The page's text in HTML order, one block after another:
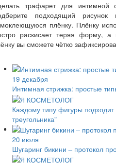
трафарет для интимной
подходящий
плёнку. Плёнку
раскисает теряя форму, а
вы сможете чётко
19 декабря
Интимная стрижка: простые
Каждому типу фигуры
треугольника"
20 июля
Шугаринг бикини – протокол